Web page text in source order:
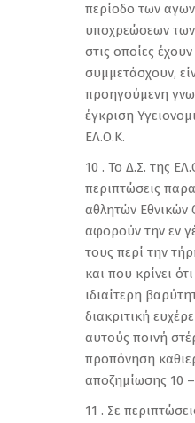
περίοδο των
υποχρεώσεων
στις οποίες
συμμετάσχουν,
προηγούμενη
έγκριση
ΕΛ.Ο.Κ.
10 . Το Δ.Σ. της
περιπτώσεις
αθλητών
αφορούν την εν
τους περί την
και που κρίνει
ιδιαίτερη
διακριτική
αυτούς ποινή
προπόνηση
αποζημίωσης 10
11 . Σε